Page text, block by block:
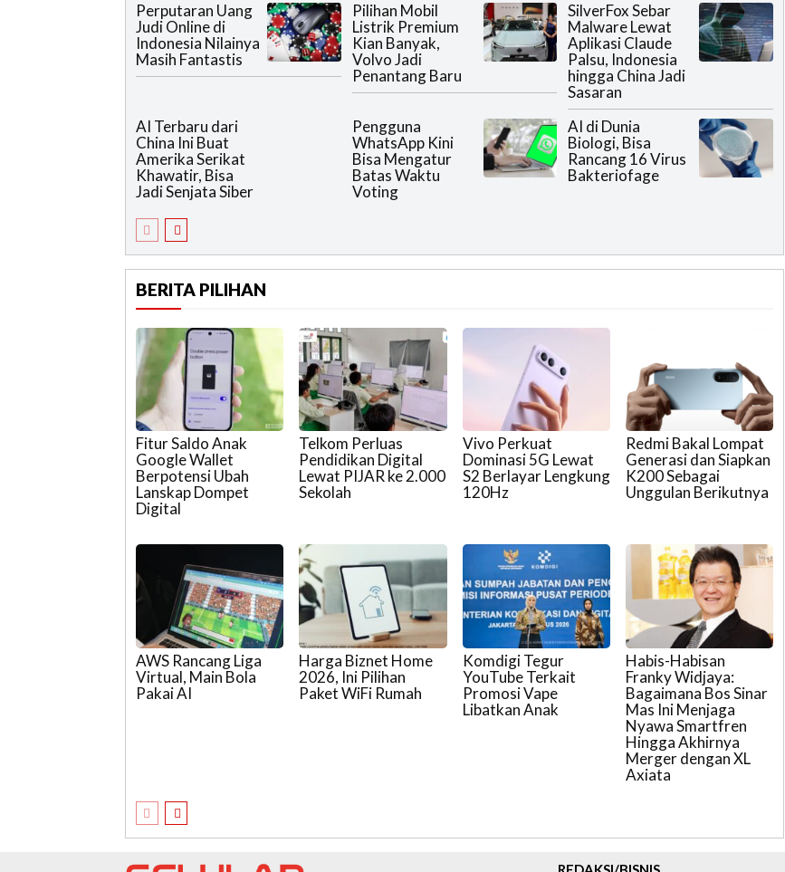
Perputaran Uang
Judi Online di
Indonesia Nilainya
Masih Fantastis
Pilihan Mobil
Listrik Premium
Kian Banyak,
Volvo Jadi
Penantang Baru
SilverFox Sebar
Malware Lewat
Aplikasi Claude
Palsu, Indonesia
hingga China Jadi
Sasaran
AI Terbaru dari
China Ini Buat
Amerika Serikat
Khawatir, Bisa
Jadi Senjata Siber
Pengguna
WhatsApp Kini
Bisa Mengatur
Batas Waktu
Voting
AI di Dunia
Biologi, Bisa
Rancang 16 Virus
Bakteriofage
BERITA PILIHAN
Fitur Saldo Anak
Google Wallet
Berpotensi Ubah
Lanskap Dompet
Digital
Telkom Perluas
Pendidikan Digital
Lewat PIJAR ke 2.000
Sekolah
Vivo Perkuat
Dominasi 5G Lewat
S2 Berlayar Lengkung
120Hz
Redmi Bakal Lompat
Generasi dan Siapkan
K200 Sebagai
Unggulan Berikutnya
AWS Rancang Liga
Virtual, Main Bola
Pakai AI
Harga Biznet Home
2026, Ini Pilihan
Paket WiFi Rumah
Komdigi Tegur
YouTube Terkait
Promosi Vape
Libatkan Anak
Habis-Habisan
Franky Widjaya:
Bagaimana Bos Sinar
Mas Ini Menjaga
Nyawa Smartfren
Hingga Akhirnya
Merger dengan XL
Axiata